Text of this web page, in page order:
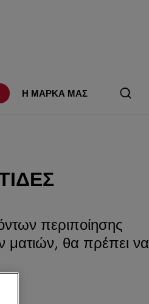
Η ΜΑΡΚΑ ΜΑΣ
περιποίησης
ματιών, θα πρέπει να